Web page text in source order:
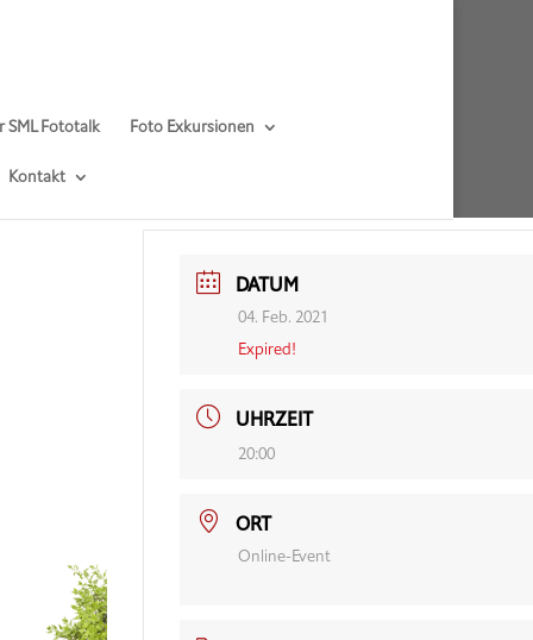
SML Fototalk Foto Exkursionen
Kontakt
DATUM
04. Feb. 2021
Expired!
UHRZEIT
20:00
ORT
Online-Event